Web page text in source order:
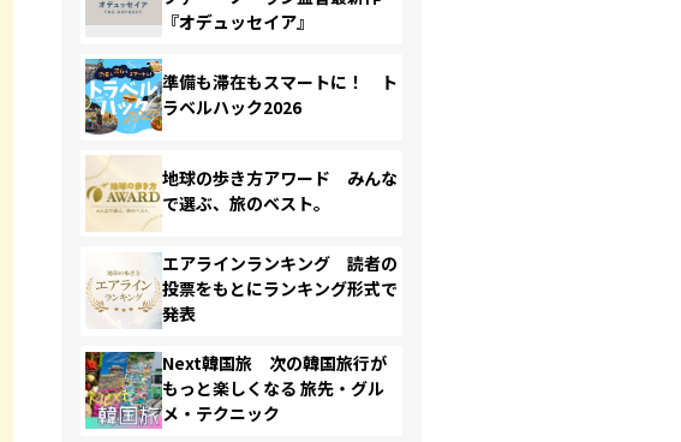
『オデュッセイア』
準備も滞在もスマートに！ ト
ラベルハック2026
地球の歩き方アワード みんな
で選ぶ、旅のベスト。
エアラインランキング 読者の
投票をもとにランキング形式で
発表
Next韓国旅 次の韓国旅行が
もっと楽しくなる 旅先・グル
メ・テクニック